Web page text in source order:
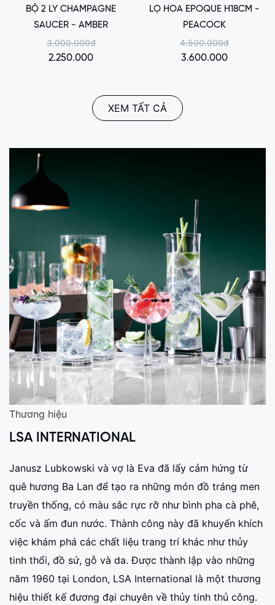
BỘ 2 LY CHAMPAGNE
SAUCER - AMBER
3.000.000đ
2.250.000
LỌ HOA EPOQUE H18CM -
PEACOCK
4.500.000đ
3.600.000
XEM TẤT CẢ
Thương hiệu
LSA INTERNATIONAL
Janusz Lubkowski và vợ là Eva đã lấy cảm hứng từ
quê hương Ba Lan để tạo ra những món đồ tráng men
truyền thống, có màu sắc rực rỡ như bình pha cà phê,
cốc và ấm đun nước. Thành công này đã khuyến khích
việc khám phá các chất liệu trang trí khác như thủy
tinh thổi, đồ sứ, gỗ và da. Được thành lập vào những
năm 1960 tại London, LSA International là một thương
hiệu thiết kế đương đại chuyên về thủy tinh thủ công.